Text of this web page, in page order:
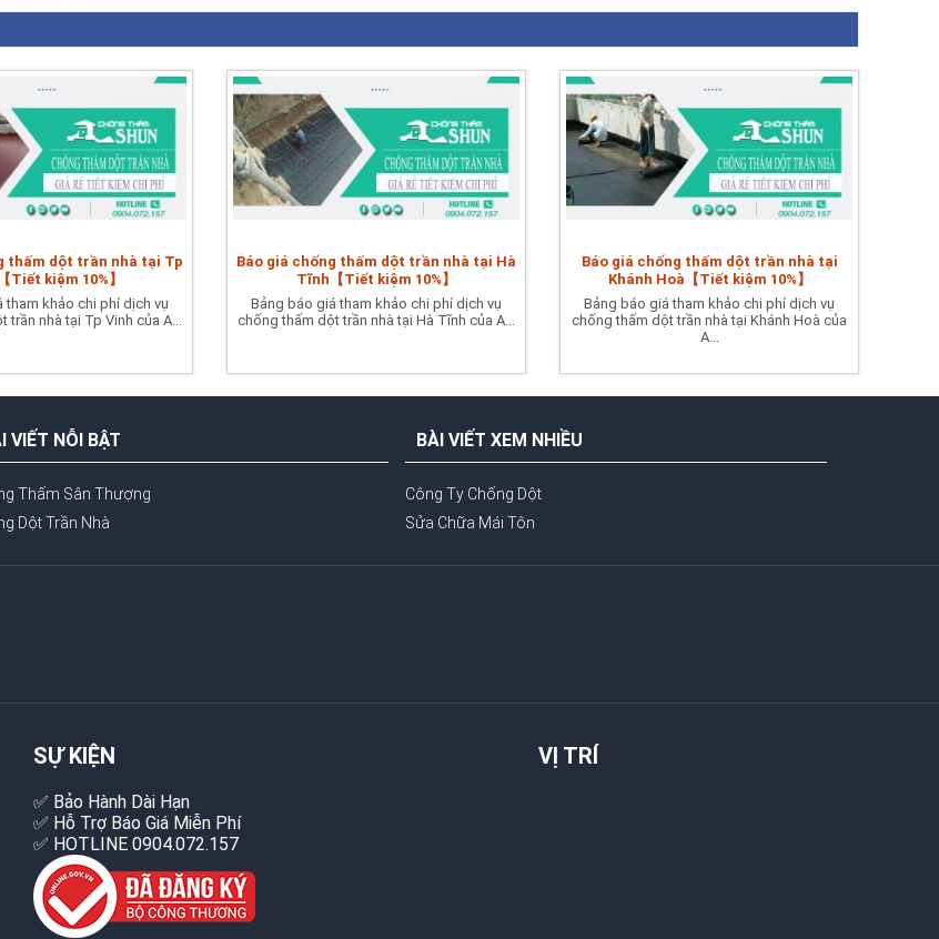
thấm dột trần nhà tại Tp
Tiết kiệm 10%】
tham khảo chi phí dịch vụ
trần nhà tại Tp Vinh của A...
Báo giá chống thấm dột trần nhà tại Hà
Tĩnh【Tiết kiệm 10%】
Bảng báo giá tham khảo chi phí dịch vụ
chống thấm dột trần nhà tại Hà Tĩnh của A...
Báo giá chống thấm dột trần nhà tại
Khánh Hoà【Tiết kiệm 10%】
Bảng báo giá tham khảo chi phí dịch vụ
chống thấm dột trần nhà tại Khánh Hoà của
A...
VIẾT NỖI BẬT
Thấm Sân Thượng
Dột Trần Nhà
BÀI VIẾT XEM NHIỀU
Công Ty Chống Dột
Sửa Chữa Mái Tôn
SỰ KIỆN
✅ Bảo Hành Dài Hạn
✅ Hỗ Trợ Báo Giá Miễn Phí
✅ HOTLINE 0904.072.157
VỊ TRÍ